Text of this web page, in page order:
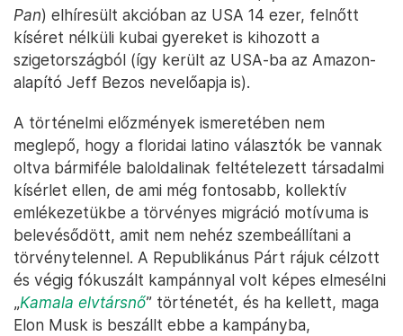
Pan) elhíresült akcióban az USA 14 ezer, felnőtt
kíséret nélküli kubai gyereket is kihozott a
szigetországból (így került az USA-ba az Amazon-
alapító Jeff Bezos nevelőapja is).
A történelmi előzmények ismeretében nem
meglepő, hogy a floridai latino választók be vannak
oltva bármiféle baloldalinak feltételezett társadalmi
kísérlet ellen, de ami még fontosabb, kollektív
emlékezetükbe a törvényes migráció motívuma is
belevésődött, amit nem nehéz szembeállítani a
törvénytelennel. A Republikánus Párt rájuk célzott
és végig fókuszált kampánnyal volt képes elmesélni
„Kamala elvtársnő” történetét, és ha kellett, maga
Elon Musk is beszállt ebbe a kampányba,